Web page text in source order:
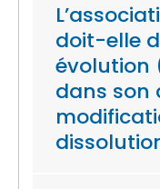
doit-elle
évolution
dans son